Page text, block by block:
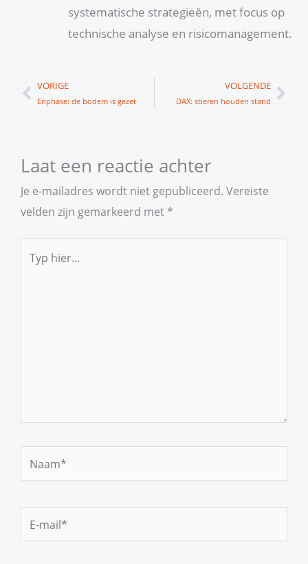
systematische strategieën, met focus op
technische analyse en risicomanagement.
Vorige
VORIGE
Enphase: de bodem is gezet
VOLGENDE
DAX: stieren houden stand
Laat een reactie achter
Je e-mailadres wordt niet gepubliceerd. Vereiste
velden zijn gemarkeerd met *
hier...
mail*